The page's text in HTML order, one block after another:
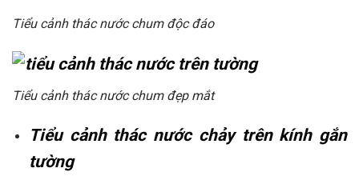
Tiểu cảnh thác nước chum độc đáo
Tiểu cảnh thác nước chum đẹp mắt
Tiểu cảnh thác nước chảy trên kính gắn
tường